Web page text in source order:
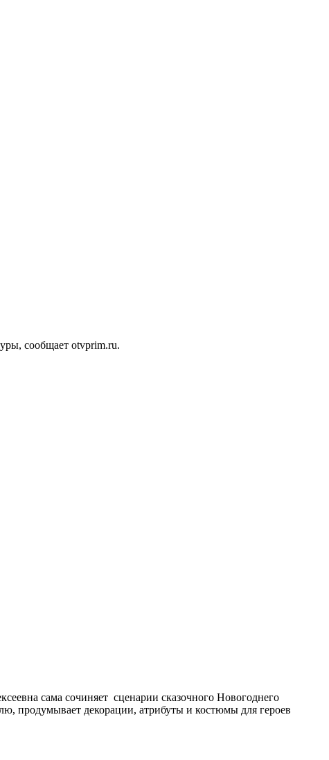
сообщает otvprim.ru.
сама сочиняет сценарии сказочного Новогоднего
продумывает декорации, атрибуты и костюмы для героев